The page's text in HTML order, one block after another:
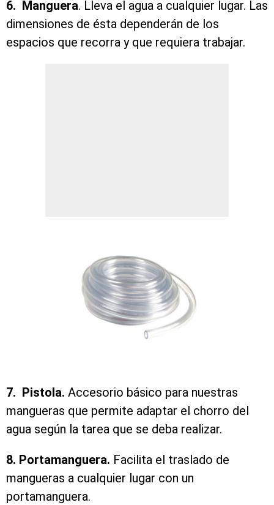
6. Manguera. Lleva el agua a cualquier lugar. Las
dimensiones de ésta dependerán de los
espacios que recorra y que requiera trabajar.
7. Pistola. Accesorio básico para nuestras
mangueras que permite adaptar el chorro del
agua según la tarea que se deba realizar.
8. Portamanguera. Facilita el traslado de
mangueras a cualquier lugar con un
portamanguera.